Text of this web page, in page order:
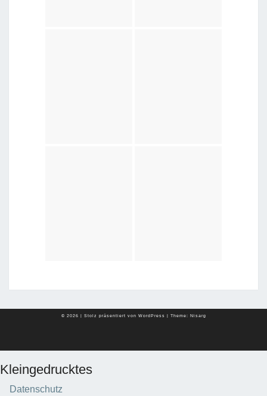
© 2026 Stolz präsentiert von WordPress Theme: Nisarg
Kleingedrucktes
Datenschutz